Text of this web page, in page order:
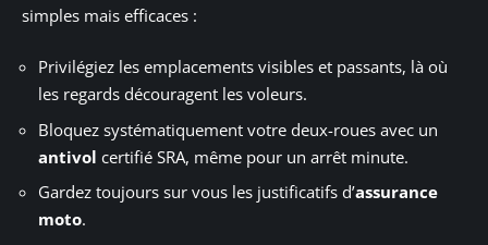
simples mais efficaces :
Privilégiez les emplacements visibles et passants, là où
les regards découragent les voleurs.
Bloquez systématiquement votre deux-roues avec un
antivol certifié SRA, même pour un arrêt minute.
Gardez toujours sur vous les justificatifs d’assurance
moto.